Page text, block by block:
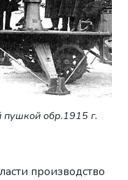
пушкой обр.1915 г.
производство